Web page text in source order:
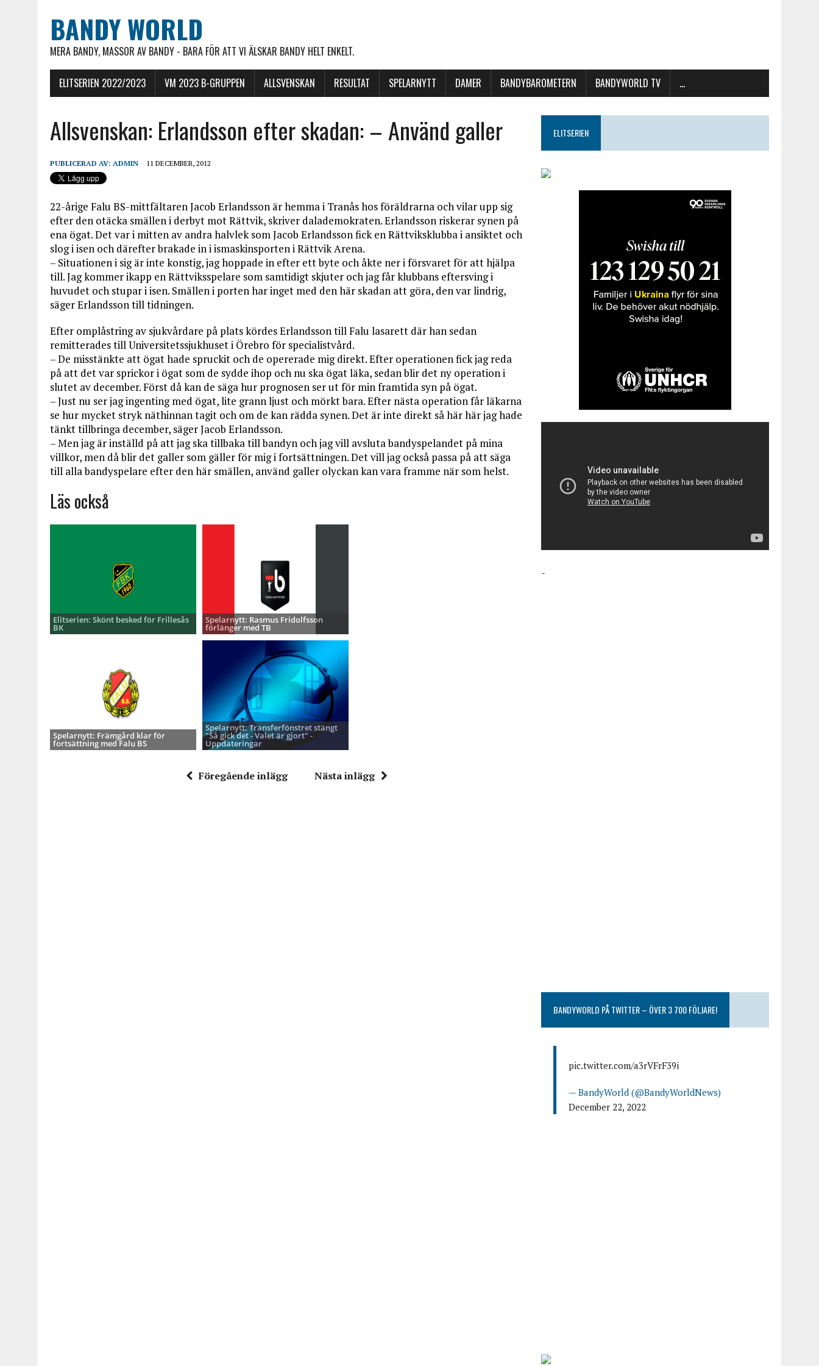
BANDY WORLD
MERA BANDY, MASSOR AV BANDY - BARA FÖR ATT VI ÄLSKAR BANDY HELT ENKELT.
ELITSERIEN 2022/2023 VM 2023 B-GRUPPEN ALLSVENSKAN RESULTAT SPELARNYTT DAMER BANDYBAROMETERN BANDYWORLD TV …
Allsvenskan: Erlandsson efter skadan: – Använd galler
PUBLICERAD AV: ADMIN 11 DECEMBER, 2012
22-årige Falu BS-mittfältaren Jacob Erlandsson är hemma i Tranås hos föräldrarna och vilar upp sig
efter den otäcka smällen i derbyt mot Rättvik, skriver dalademokraten. Erlandsson riskerar synen på
ena ögat. Det var i mitten av andra halvlek som Jacob Erlandsson fick en Rättviksklubba i ansiktet och
slog i isen och därefter brakade in i ismaskinsporten i Rättvik Arena.
– Situationen i sig är inte konstig, jag hoppade in efter ett byte och åkte ner i försvaret för att hjälpa
till. Jag kommer ikapp en Rättviksspelare som samtidigt skjuter och jag får klubbans eftersving i
huvudet och stupar i isen. Smällen i porten har inget med den här skadan att göra, den var lindrig,
säger Erlandsson till tidningen.
Efter omplåstring av sjukvårdare på plats kördes Erlandsson till Falu lasarett där han sedan
remitterades till Universitetssjukhuset i Örebro för specialistvård.
– De misstänkte att ögat hade spruckit och de opererade mig direkt. Efter operationen fick jag reda
på att det var sprickor i ögat som de sydde ihop och nu ska ögat läka, sedan blir det ny operation i
slutet av december. Först då kan de säga hur prognosen ser ut för min framtida syn på ögat.
– Just nu ser jag ingenting med ögat, lite grann ljust och mörkt bara. Efter nästa operation får läkarna
se hur mycket stryk näthinnan tagit och om de kan rädda synen. Det är inte direkt så här här jag hade
tänkt tillbringa december, säger Jacob Erlandsson.
– Men jag är inställd på att jag ska tillbaka till bandyn och jag vill avsluta bandyspelandet på mina
villkor, men då blir det galler som gäller för mig i fortsättningen. Det vill jag också passa på att säga
till alla bandyspelare efter den här smällen, använd galler olyckan kan vara framme när som helst.
Läs också
Elitserien: Skönt besked för Frillesås
BK
Spelarnytt: Rasmus Fridolfsson
förlänger med TB
Spelarnytt: Främgård klar för
fortsättning med Falu BS
Spelarnytt: Transferfönstret stängt
"Så gick det - Valet är gjort" -
Uppdateringar
Föregående inlägg Nästa inlägg
ELITSERIEN
-
BANDYWORLD PÅ TWITTER – ÖVER 3 700 FÖLJARE!
pic.twitter.com/a3rVFrF39i
— BandyWorld (@BandyWorldNews)
December 22, 2022